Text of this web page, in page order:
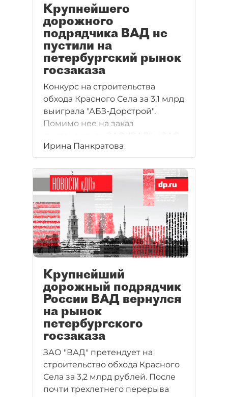
Крупнейшего
дорожного
подрядчика ВАД не
пустили на
петербургский рынок
госзаказа
Конкурс на строительства
обхода Красного Села за 3,1 млрд
выиграла "АБЗ-Дорстрой".
Помимо нее на заказ
"Буер". Начальная цена
составляла 3 млрд 245 млн.
Таким образом, крупнейшего
дорожного подрядчика ВАД не
пустили на петербургский
рынок госзаказа.
Ирина Панкратова
Крупнейший
дорожный подрядчик
России ВАД вернулся
на рынок
петербургского
госзаказа
ЗАО "ВАД" претендует на
строительство обхода Красного
Села за 3,2 млрд рублей. После
почти трехлетнего перерыва